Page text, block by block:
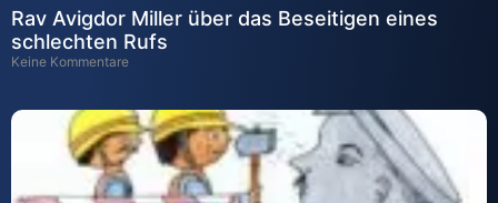
Rav Avigdor Miller über das Beseitigen eines
schlechten Rufs
Keine Kommentare